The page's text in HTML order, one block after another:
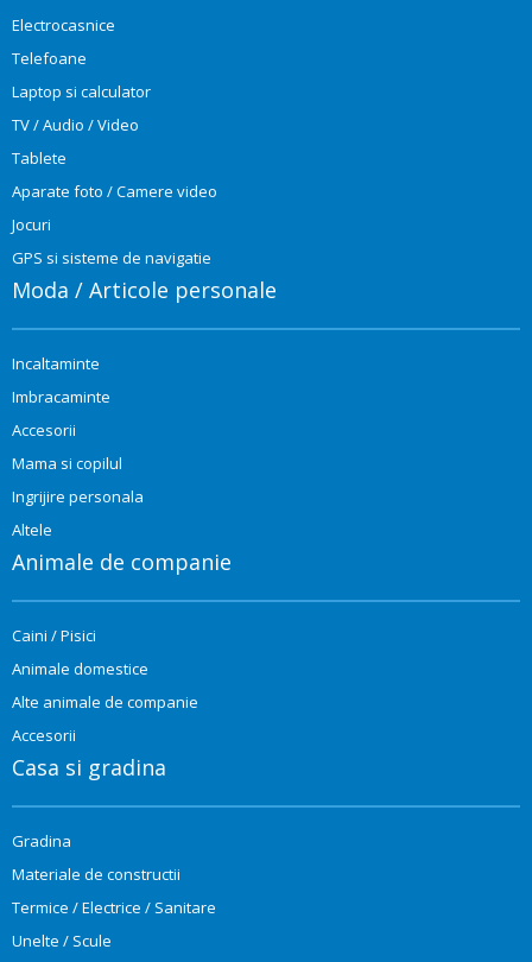
Electrocasnice
Telefoane
Laptop si calculator
TV / Audio / Video
Tablete
Aparate foto / Camere video
Jocuri
GPS si sisteme de navigatie
Moda / Articole personale
Incaltaminte
Imbracaminte
Accesorii
Mama si copilul
Ingrijire personala
Altele
Animale de companie
Caini / Pisici
Animale domestice
Alte animale de companie
Accesorii
Casa si gradina
Gradina
Materiale de constructii
Termice / Electrice / Sanitare
Unelte / Scule